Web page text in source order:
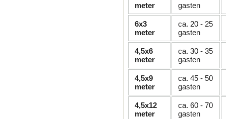
meter
gasten
6x3
meter
ca. 20 - 25
gasten
4,5x6
meter
ca. 30 - 35
gasten
4,5x9
meter
ca. 45 - 50
gasten
4,5x12
meter
ca. 60 - 70
gasten